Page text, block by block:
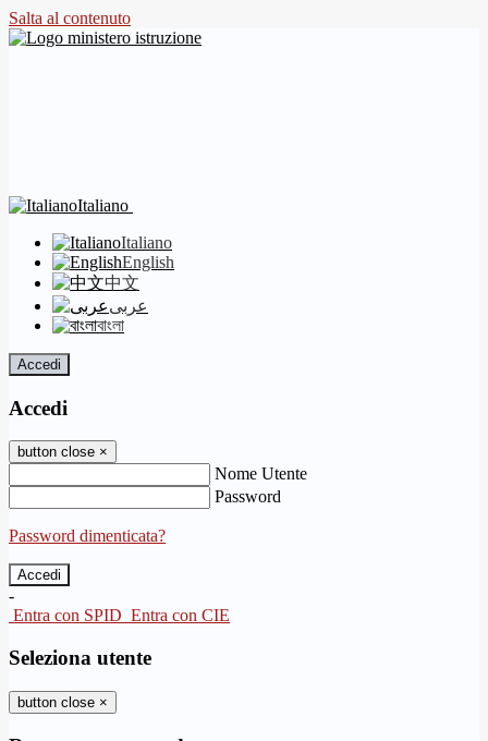
Salta al contenuto
Italiano
Italiano
English
中文
عربى
বাংলা
Accedi
Accedi
button close ×
Nome Utente
Password
Password dimenticata?
-
Entra con SPID Entra con CIE
Seleziona utente
button close ×